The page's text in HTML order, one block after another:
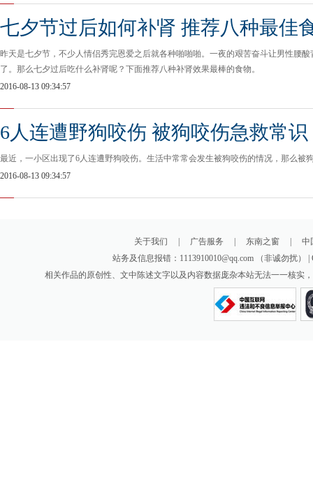
七夕节过后如何补肾 推荐八种最佳
昨天是七夕节，不少人情侣秀完恩爱之后就各种啪啪啪。一夜的艰苦奋斗让男性腰
了。那么七夕过后吃什么补肾呢？下面推荐八种补肾效果最棒的食物。
2016-08-13 09:34:57
6人连遭野狗咬伤 被狗咬伤急救常识
最近，一小区出现了6人连遭野狗咬伤。生活中常常会发生被狗咬伤的情况，那么被
2016-08-13 09:34:57
关于我们 广告服务 东南之窗
中
站务及信息报错：1113910010@qq.com （非诚勿扰
相关作品的原创性、文中陈述文字以及内容数据庞杂本站无法一一核实